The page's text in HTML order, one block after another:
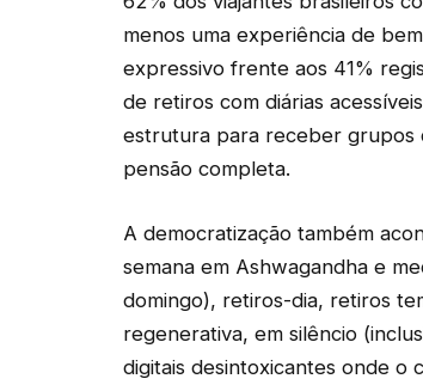
menos uma experiência de
expressivo frente aos 41%
de retiros com diárias
estrutura para receber grupos
pensão completa.
A democratização também
semana em Ashwagandha e
domingo), retiros-dia, retiros
regenerativa, em silêncio
digitais desintoxicantes onde